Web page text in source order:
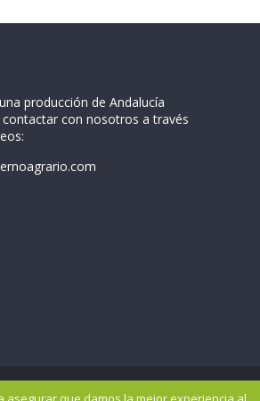
producción de Andalucía
contactar con nosotros a través
Cuaderno Agrario. Todos los derechos